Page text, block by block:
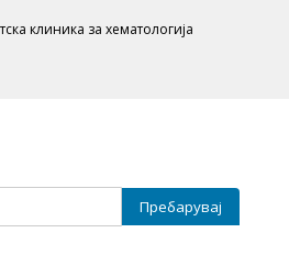
клиника за хематологија